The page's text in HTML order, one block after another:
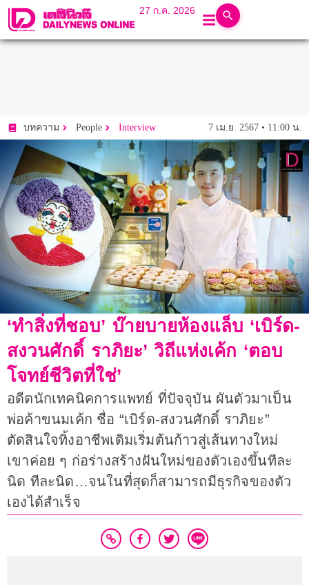
27 ก.ค. 2026
บทความ People Interview 7 เม.ย. 2567 • 11:00 น.
‘ทำสิ่งที่ชอบ’ บ๊ายบายห้องแล็บ ‘เบิร์ด-
สงวนศักดิ์ ราภิยะ’ วิถีแห่งเค้ก ‘ตอบ
โจทย์ชีวิตที่ใช่’
อดีตนักเทคนิคการแพทย์ ที่ปัจจุบัน ผันตัวมาเป็น
พ่อค้าขนมเค้ก ชื่อ “เบิร์ด-สงวนศักดิ์ ราภิยะ”
ตัดสินใจทิ้งอาชีพเดิมเริ่มต้นก้าวสู่เส้นทางใหม่
เขาค่อย ๆ ก่อร่างสร้างฝันใหม่ของตัวเองขึ้นทีละ
นิด ทีละนิด…จนในที่สุดก็สามารถมีธุรกิจของตัว
เองได้สำเร็จ